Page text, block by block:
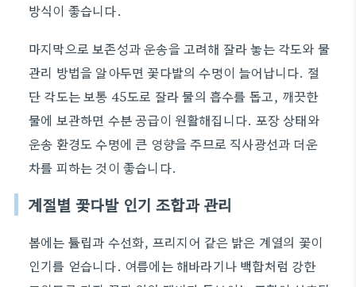
방식이 좋습니다.
마지막으로 보존성과 운송을 고려해 잘라 놓는 각도와 물
관리 방법을 알아두면 꽃다발의 수명이 늘어납니다. 절
단 각도는 보통 45도로 잘라 물의 흡수를 돕고, 깨끗한
물에 보관하면 수분 공급이 원활해집니다. 포장 상태와
운송 환경도 수명에 큰 영향을 주므로 직사광선과 더운
차를 피하는 것이 좋습니다.
계절별 꽃다발 인기 조합과 관리
봄에는 튤립과 수선화, 프리지어 같은 밝은 계열의 꽃이
인기를 얻습니다. 여름에는 해바라기나 백합처럼 강한